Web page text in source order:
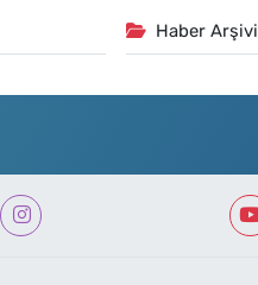
Haber Arşivi